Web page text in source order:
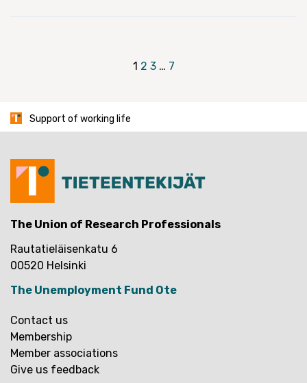
1 2 3 … 7
Support of working life
The Union of Research Professionals
Rautatieläisenkatu 6
00520 Helsinki
The Unemployment Fund Ote
Contact us
Membership
Member associations
Give us feedback